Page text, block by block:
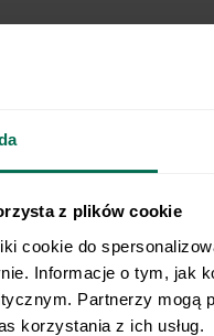
z plików cookie
cookie do
Informacje o tym, jak
Partnerzy mogą
korzystania z ich usług.